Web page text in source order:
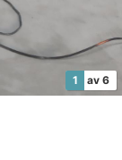
1 av 6